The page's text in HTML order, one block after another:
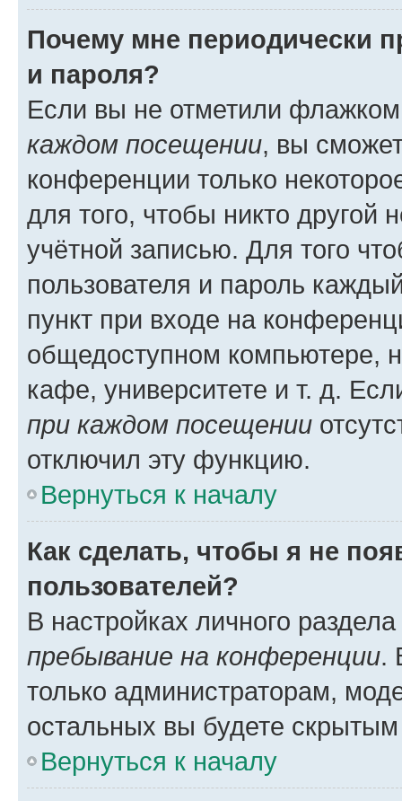
Почему мне периодически
и пароля?
Если вы не отметили
каждом посещении, вы
конференции только
для того, чтобы никто другой
учётной записью. Для того
пользователя и пароль
пункт при входе на
общедоступном компьютере,
кафе, университете и т. д.
при каждом посещении
отключил эту функцию.
Вернуться к началу
Как сделать, чтобы я не
пользователей?
В настройках личного
пребывание на конференции.
только администраторам,
остальных вы будете
Вернуться к началу